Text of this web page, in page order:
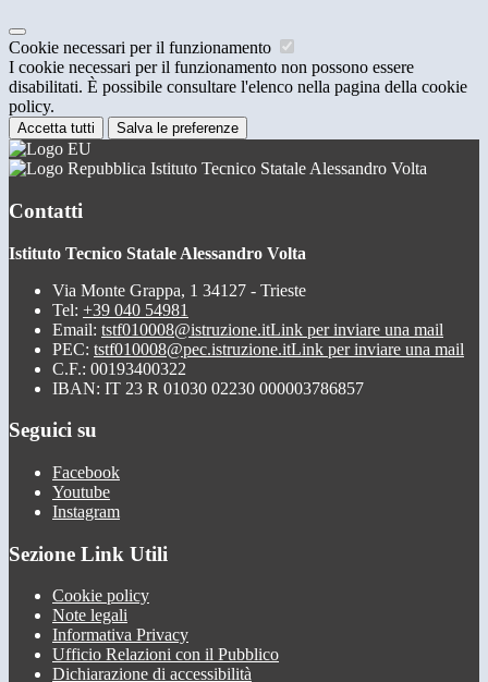
Cookie necessari per il funzionamento
I cookie necessari per il funzionamento non possono essere
disabilitati. È possibile consultare l'elenco nella pagina della cookie
policy.
Accetta tutti Salva le preferenze
Istituto Tecnico Statale Alessandro Volta
Contatti
Istituto Tecnico Statale Alessandro Volta
Via Monte Grappa, 1 34127 - Trieste
Tel: +39 040 54981
Email: tstf010008@istruzione.itLink per inviare una mail
PEC: tstf010008@pec.istruzione.itLink per inviare una mail
C.F.: 00193400322
IBAN: IT 23 R 01030 02230 000003786857
Seguici su
Facebook
Youtube
Instagram
Sezione Link Utili
Cookie policy
Note legali
Informativa Privacy
Ufficio Relazioni con il Pubblico
Dichiarazione di accessibilità